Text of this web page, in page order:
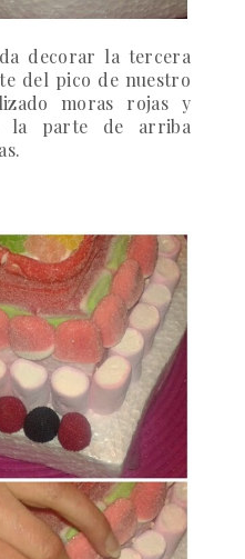
decorar la tercera
del pico de nuestro
moras rojas y
la parte de arriba